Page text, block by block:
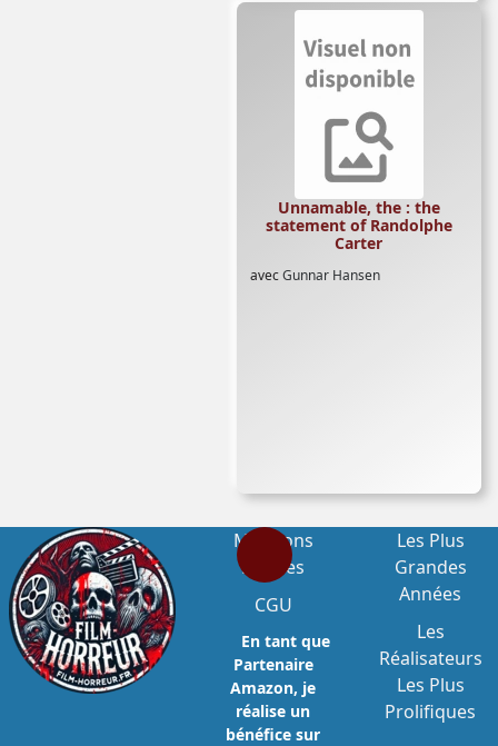
avecGunnar Hansen
Unnamable, the : the
statement of Randolphe
Carter
Mentions
Légales
CGU
En tant que
Partenaire
Amazon, je
réalise un
bénéfice sur
Les Plus
Grandes
Années
Les
Réalisateurs
Les Plus
Prolifiques